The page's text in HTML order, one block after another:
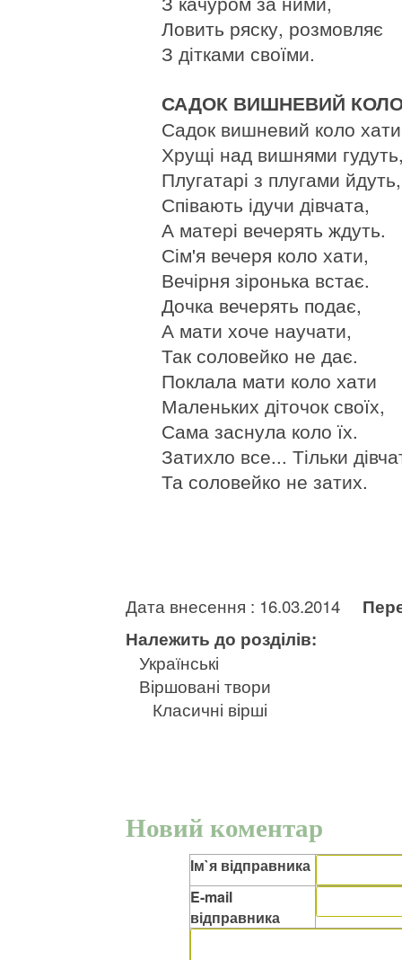
Ловить ряску, розмовляє
З дітками своїми.
САДОК ВИШНЕВИЙ
Садок вишневий коло
Хрущі над вишнями
Плугатарі з плугами йдуть,
Співають ідучи дівчата,
А матері вечерять ждуть.
Сім'я вечеря коло хати,
Вечірня зіронька встає.
Дочка вечерять подає,
А мати хоче научати,
Так соловейко не дає.
Поклала мати коло хати
Маленьких діточок своїх,
Сама заснула коло їх.
Затихло все... Тільки
Та соловейко не затих.
Дата внесення : 16.03.2014
Належить до розділів:
Українські
Віршовані твори
Класичні вірші
Новий коментар
Ім`я відправника
E-mail
відправника